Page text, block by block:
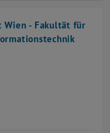
Wien - Fakultät für